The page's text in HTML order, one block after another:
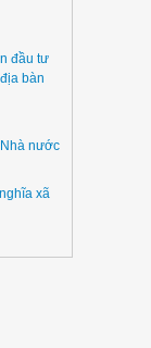
đầu tư
bàn
nước
xã